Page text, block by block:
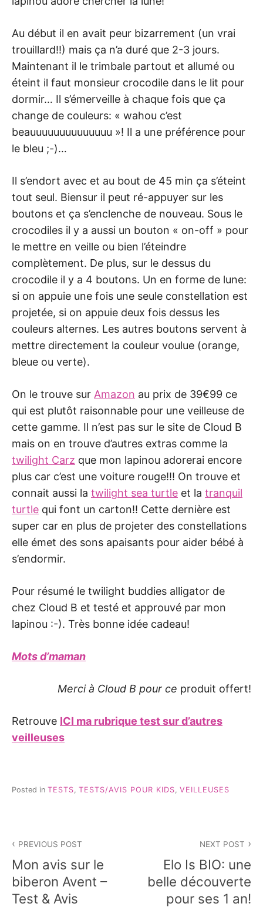
Au début il en avait peur bizarrement (un vrai
trouillard!!) mais ça n’a duré que 2-3 jours.
Maintenant il le trimbale partout et allumé ou
éteint il faut monsieur crocodile dans le lit pour
dormir… Il s’émerveille à chaque fois que ça
change de couleurs: « wahou c’est
beauuuuuuuuuuuuuu »! Il a une préférence pour
le bleu ;-)…
Il s’endort avec et au bout de 45 min ça s’éteint
tout seul. Biensur il peut ré-appuyer sur les
boutons et ça s’enclenche de nouveau. Sous le
crocodiles il y a aussi un bouton « on-off » pour
le mettre en veille ou bien l’éteindre
complètement. De plus, sur le dessus du
crocodile il y a 4 boutons. Un en forme de lune:
si on appuie une fois une seule constellation est
projetée, si on appuie deux fois dessus les
couleurs alternes. Les autres boutons servent à
mettre directement la couleur voulue (orange,
bleue ou verte).
On le trouve sur Amazon au prix de 39€99 ce
qui est plutôt raisonnable pour une veilleuse de
cette gamme. Il n’est pas sur le site de Cloud B
mais on en trouve d’autres extras comme la
twilight Carz que mon lapinou adorerai encore
plus car c’est une voiture rouge!!! On trouve et
connait aussi la twilight sea turtle et la tranquil
turtle qui font un carton!! Cette dernière est
super car en plus de projeter des constellations
elle émet des sons apaisants pour aider bébé à
s’endormir.
Pour résumé le twilight buddies alligator de
chez Cloud B et testé et approuvé par mon
lapinou :-). Très bonne idée cadeau!
Mots d’maman
Merci à Cloud B pour ce produit offert!
Retrouve ICI ma rubrique test sur d’autres
veilleuses
Posted in TESTS, TESTS/AVIS POUR KIDS, VEILLEUSES
de
l’article
PREVIOUS POST
Mon avis sur le
biberon Avent –
Test & Avis
NEXT POST
Elo Is BIO: une
belle découverte
pour ses 1 an!